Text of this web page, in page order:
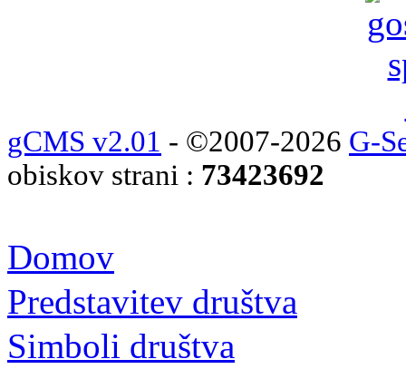
gCMS v2.01 - ©2007-2026 G-
obiskov strani : 73423692
Domov
Predstavitev društva
Simboli društva